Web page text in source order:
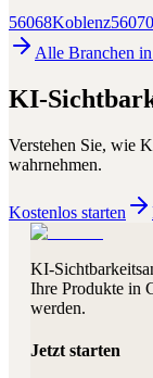
56068Koblenz56070
Alle Branchen in
KI-
Verstehen Sie, wie
wahrnehmen.
Kostenlos starten
KI-
Ihre Produkte in
werden.
Jetzt starten